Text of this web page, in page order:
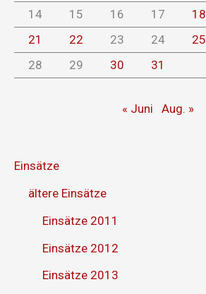
14
15 16 17 18
21
22 23 24 25
28
29 30 31
« Juni Aug. »
Einsätze
ältere Einsätze
Einsätze 2011
Einsätze 2012
Einsätze 2013